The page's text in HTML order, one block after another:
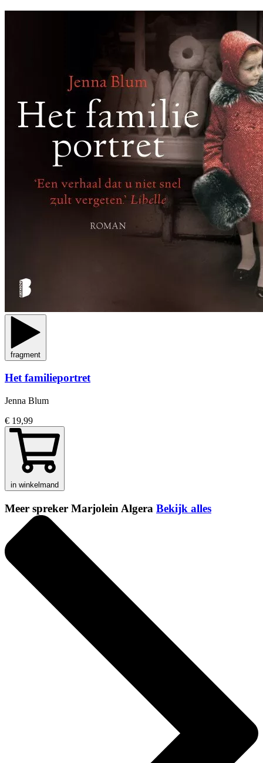
fragment
Het familieportret
Jenna Blum
€ 19,99
in winkelmand
Meer spreker Marjolein Algera Bekijk alles